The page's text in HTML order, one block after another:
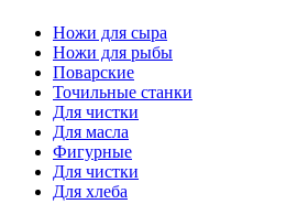
Ножи для сыра
Ножи для рыбы
Поварские
Точильные станки
Для чистки
Для масла
Фигурные
Для чистки
Для хлеба